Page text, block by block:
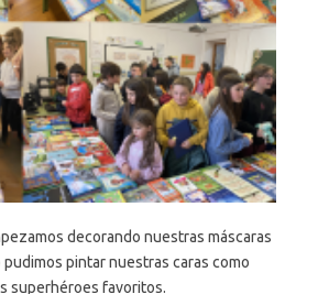
decorando nuestras máscaras
pintar nuestras caras como
superhéroes favoritos.